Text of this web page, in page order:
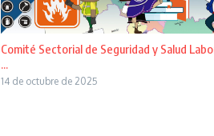
Comité Sectorial de Seguridad y Salud
...
14 de octubre de 2025